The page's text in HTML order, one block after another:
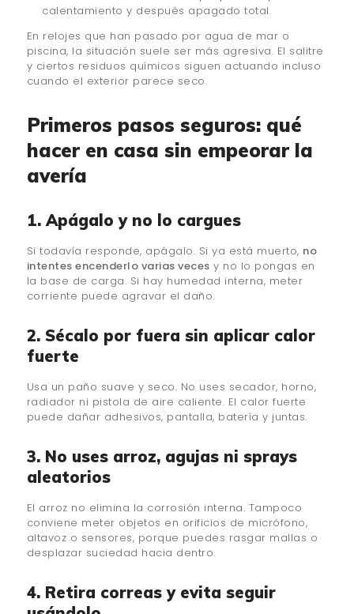
calentamiento y después apagado total.
En relojes que han pasado por agua de mar o
piscina, la situación suele ser más agresiva. El salitre
y ciertos residuos químicos siguen actuando incluso
cuando el exterior parece seco.
Primeros pasos seguros: qué
hacer en casa sin empeorar la
avería
1. Apágalo y no lo cargues
Si todavía responde, apágalo. Si ya está muerto, no
intentes encenderlo varias veces y no lo pongas en
la base de carga. Si hay humedad interna, meter
corriente puede agravar el daño.
2. Sécalo por fuera sin aplicar calor
fuerte
Usa un paño suave y seco. No uses secador, horno,
radiador ni pistola de aire caliente. El calor fuerte
puede dañar adhesivos, pantalla, batería y juntas.
3. No uses arroz, agujas ni sprays
aleatorios
El arroz no elimina la corrosión interna. Tampoco
conviene meter objetos en orificios de micrófono,
altavoz o sensores, porque puedes rasgar mallas o
desplazar suciedad hacia dentro.
4. Retira correas y evita seguir